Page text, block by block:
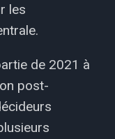
les
de 2021 à
post-